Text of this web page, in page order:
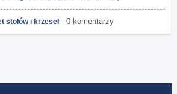
stołów i krzeseł- 0 komentarzy